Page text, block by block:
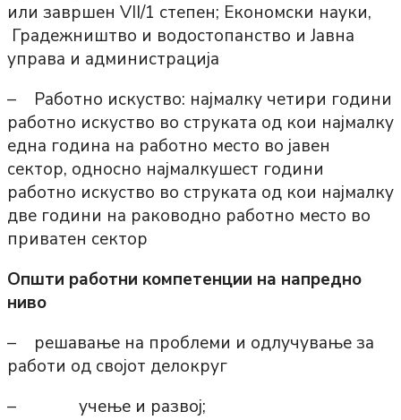
или завршен VII/1 степен; Економски науки,
Градежништво и водостопанство и Јавна
управа и администрација
– Работно искуство: најмалку четири години
работно искуство во струката од кои најмалку
една година на работно место во јавен
сектор, односно најмалкушест години
работно искуство во струката од кои најмалку
две години на раководно работно место во
приватен сектор
Општи работни компетенции на напредно
ниво
– решавање на проблеми и одлучување за
работи од својот делокруг
– учење и развој;